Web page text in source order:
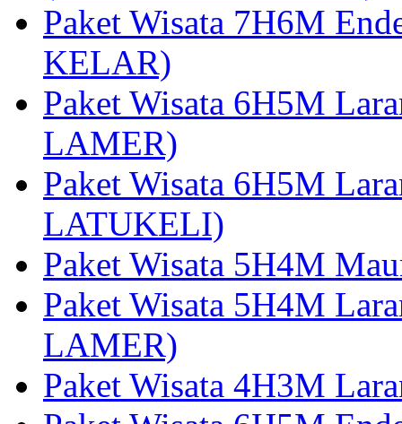
Paket Wisata 7H6M
KELAR)
Paket Wisata 6H5M
LAMER)
Paket Wisata 6H5M
LATUKELI)
Paket Wisata 5H4M
Paket Wisata 5H4M
LAMER)
Paket Wisata 4H3M